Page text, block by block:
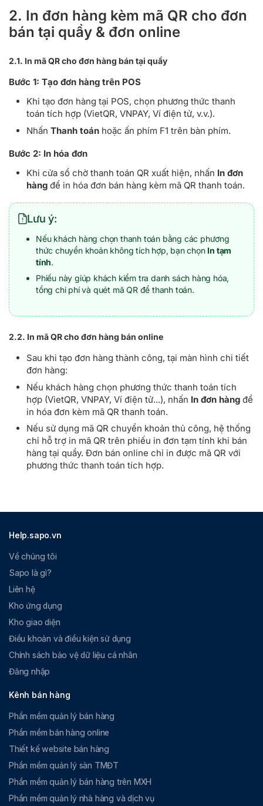
2. In đơn hàng kèm mã QR cho đơn
bán tại quầy & đơn online
2.1. In mã QR cho đơn hàng bán tại quầy
Bước 1: Tạo đơn hàng trên POS
Khi tạo đơn hàng tại POS, chọn phương thức thanh
toán tích hợp (VietQR, VNPAY, Ví điện tử, v.v.).
Nhấn Thanh toán hoặc ấn phím F1 trên bàn phím.
Bước 2: In hóa đơn
Khi cửa sổ chờ thanh toán QR xuất hiện, nhấn In đơn
hàng để in hóa đơn bán hàng kèm mã QR thanh toán.
Lưu ý:
Nếu khách hàng chọn thanh toán bằng các phương
thức chuyển khoản không tích hợp, bạn chọn In tạm
tính.
Phiếu này giúp khách kiểm tra danh sách hàng hóa,
tổng chi phí và quét mã QR để thanh toán.
2.2. In mã QR cho đơn hàng bán online
Sau khi tạo đơn hàng thành công, tại màn hình chi tiết
đơn hàng:
Nếu khách hàng chọn phương thức thanh toán tích
hợp (VietQR, VNPAY, Ví điện tử...), nhấn In đơn hàng để
in hóa đơn kèm mã QR thanh toán.
Nếu sử dụng mã QR chuyển khoản thủ công, hệ thống
chỉ hỗ trợ in mã QR trên phiếu in đơn tạm tính khi bán
hàng tại quầy. Đơn bán online chỉ in được mã QR với
phương thức thanh toán tích hợp.
Help.sapo.vn
Về chúng tôi
Sapo là gì?
Liên hệ
Kho ứng dụng
Kho giao diện
Điều khoản và điều kiện sử dụng
Chính sách bảo vệ dữ liệu cá nhân
Đăng nhập
Kênh bán hàng
Phần mềm quản lý bán hàng
Phần mềm bán hàng online
Thiết kế website bán hàng
Phần mềm quản lý sàn TMĐT
Phần mềm quản lý bán hàng trên MXH
Phần mềm quản lý nhà hàng và dịch vụ